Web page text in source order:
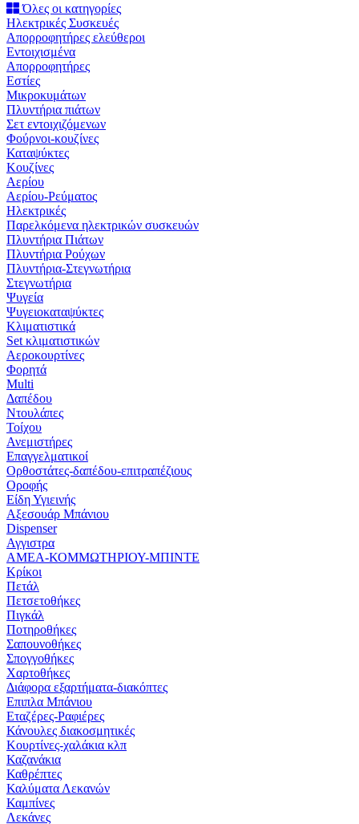
Όλες οι κατηγορίες
Ηλεκτρικές Συσκευές
Απορροφητήρες ελεύθεροι
Εντοιχισμένα
Απορροφητήρες
Εστίες
Μικροκυμάτων
Πλυντήρια πιάτων
Σετ εντοιχιζόμενων
Φούρνοι-κουζίνες
Καταψύκτες
Κουζίνες
Αερίου
Αερίου-Ρεύματος
Ηλεκτρικές
Παρελκόμενα ηλεκτρικών συσκευών
Πλυντήρια Πιάτων
Πλυντήρια Ρούχων
Πλυντήρια-Στεγνωτήρια
Στεγνωτήρια
Ψυγεία
Ψυγειοκαταψύκτες
Κλιματιστικά
Set κλιματιστικών
Αεροκουρτίνες
Φορητά
Multi
Δαπέδου
Ντουλάπες
Τοίχου
Ανεμιστήρες
Επαγγελματικοί
Ορθοστάτες-δαπέδου-επιτραπέζιους
Οροφής
Είδη Υγιεινής
Αξεσουάρ Μπάνιου
Dispenser
Αγγιστρα
ΑΜΕΑ-ΚΟΜΜΩΤΗΡΙΟΥ-ΜΠΙΝΤΕ
Κρίκοι
Πετάλ
Πετσετοθήκες
Πιγκάλ
Ποτηροθήκες
Σαπουνοθήκες
Σπογγοθήκες
Χαρτοθήκες
Διάφορα εξαρτήματα-διακόπτες
Επιπλα Μπάνιου
Εταζέρες-Ραφιέρες
Κάνουλες διακοσμητικές
Κουρτίνες-χαλάκια κλπ
Καζανάκια
Καθρέπτες
Καλύματα Λεκανών
Καμπίνες
Λεκάνες